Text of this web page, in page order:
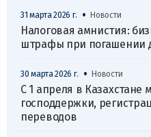
31 марта 2026 г. • Новости
Налоговая амнистия:
штрафы при погашении
30 марта 2026 г. • Новости
С 1 апреля в Казахстане
господдержки,
переводов